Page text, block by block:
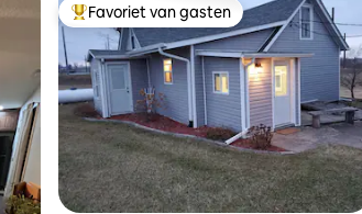
Topfavoriet van gasten
Favoriet van gasten